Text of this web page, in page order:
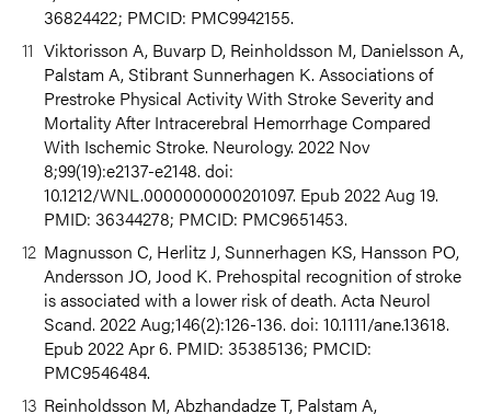
36824422; PMCID: PMC9942155.
Viktorisson A, Buvarp D, Reinholdsson M, Danielsson A,
Palstam A, Stibrant Sunnerhagen K. Associations of
Prestroke Physical Activity With Stroke Severity and
Mortality After Intracerebral Hemorrhage Compared
With Ischemic Stroke. Neurology. 2022 Nov
8;99(19):e2137-e2148. doi:
10.1212/WNL.0000000000201097. Epub 2022 Aug 19.
PMID: 36344278; PMCID: PMC9651453.
Magnusson C, Herlitz J, Sunnerhagen KS, Hansson PO,
Andersson JO, Jood K. Prehospital recognition of stroke
is associated with a lower risk of death. Acta Neurol
Scand. 2022 Aug;146(2):126-136. doi: 10.1111/ane.13618.
Epub 2022 Apr 6. PMID: 35385136; PMCID:
PMC9546484.
Reinholdsson M, Abzhandadze T, Palstam A,